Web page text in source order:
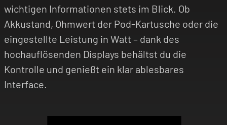
wichtigen Informationen stets im Blick. Ob
Akkustand, Ohmwert der Pod-Kartusche oder die
eingestellte Leistung in Watt – dank des
hochauflösenden Displays behältst du die
Kontrolle und genießt ein klar ablesbares
Interface.